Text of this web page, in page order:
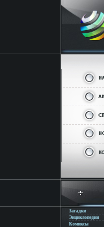
Загадки
Энциклопедии
Комиксы